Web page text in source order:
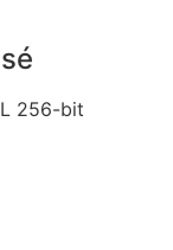
256-bit